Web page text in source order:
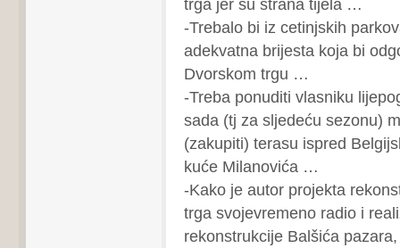
trga jer su strana tijela …
-Trebalo bi iz cetinjskih
adekvatna brijesta koja bi
Dvorskom trgu …
-Treba ponuditi vlasniku
sada (tj za sljedeću sezonu)
(zakupiti) terasu ispred
kuće Milanovića …
-Kako je autor projekta
trga svojevremeno radio i
rekonstrukcije Balšića